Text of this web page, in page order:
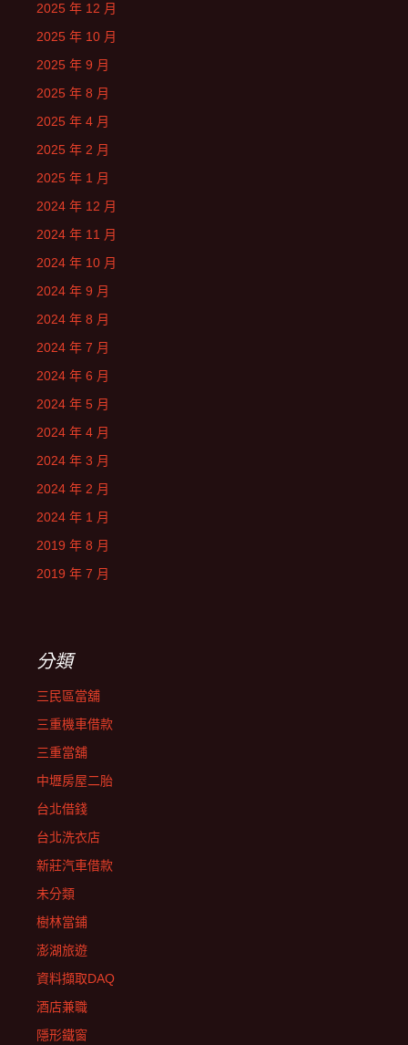
2025 年 12 月
2025 年 10 月
2025 年 9 月
2025 年 8 月
2025 年 4 月
2025 年 2 月
2025 年 1 月
2024 年 12 月
2024 年 11 月
2024 年 10 月
2024 年 9 月
2024 年 8 月
2024 年 7 月
2024 年 6 月
2024 年 5 月
2024 年 4 月
2024 年 3 月
2024 年 2 月
2024 年 1 月
2019 年 8 月
2019 年 7 月
分類
三民區當舖
三重機車借款
三重當舖
中壢房屋二胎
台北借錢
台北洗衣店
新莊汽車借款
未分類
樹林當鋪
澎湖旅遊
資料擷取DAQ
酒店兼職
隱形鐵窗